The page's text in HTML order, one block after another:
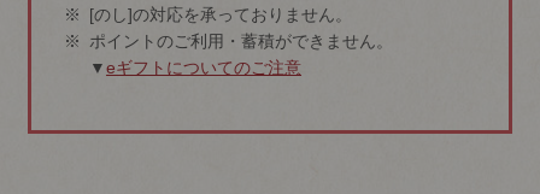
[のし]の対応を承っておりません。
ポイントのご利用・蓄積ができません。
▼eギフトについてのご注意